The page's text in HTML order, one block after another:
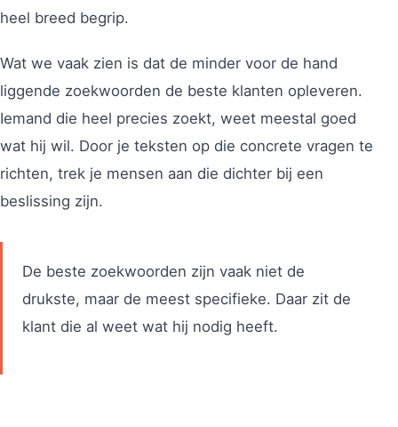
heel breed begrip.
Wat we vaak zien is dat de minder voor de hand
liggende zoekwoorden de beste klanten opleveren.
Iemand die heel precies zoekt, weet meestal goed
wat hij wil. Door je teksten op die concrete vragen te
richten, trek je mensen aan die dichter bij een
beslissing zijn.
De beste zoekwoorden zijn vaak niet de
drukste, maar de meest specifieke. Daar zit de
klant die al weet wat hij nodig heeft.